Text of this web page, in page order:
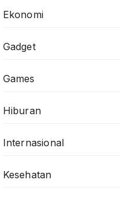
Ekonomi
Gadget
Games
Hiburan
Internasional
Kesehatan